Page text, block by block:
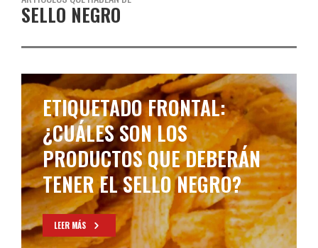
SELLO NEGRO
ETIQUETADO FRONTAL:
¿CUÁLES SON LOS
PRODUCTOS QUE DEBERÁN
TENER EL SELLO NEGRO?
LEER MÁS